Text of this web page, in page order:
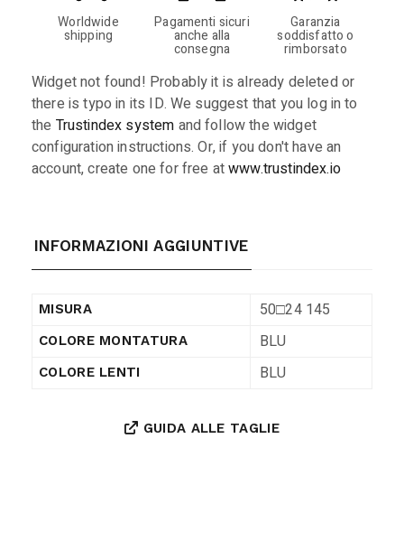
Worldwide
shipping
Pagamenti sicuri
anche alla
consegna
Garanzia
soddisfatto o
rimborsato
Widget not found! Probably it is already deleted or
there is typo in its ID. We suggest that you log in to
the Trustindex system and follow the widget
configuration instructions. Or, if you don't have an
account, create one for free atwww.trustindex.io
INFORMAZIONI AGGIUNTIVE
MISURA 50□24 145
COLORE MONTATURA BLU
COLORE LENTI BLU
GUIDA ALLE TAGLIE